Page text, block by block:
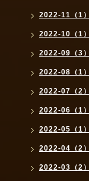
2022-11（1）
2022-10（1）
2022-09（3）
2022-08（1）
2022-07（2）
2022-06（1）
2022-05（1）
2022-04（2）
2022-03（2）